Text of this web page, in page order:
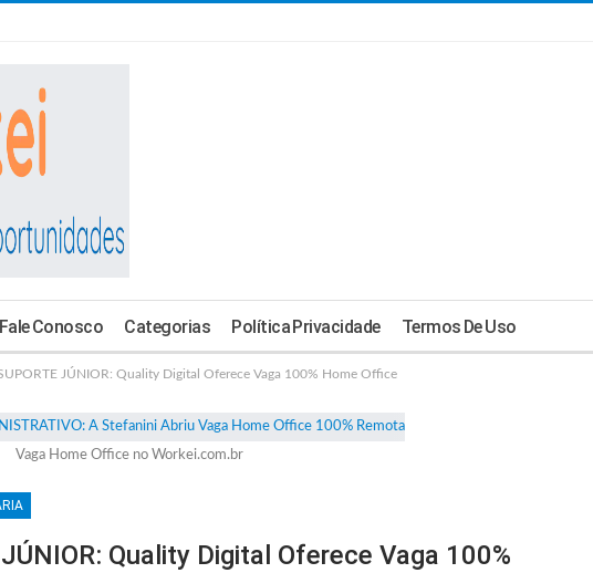
Fale Conosco Categorias Política Privacidade Termos De Uso
JÚNIOR: Quality Digital Oferece Vaga 100% Home Office
Vaga Home Office no Workei.com.br
Quality Digital Oferece Vaga 100%